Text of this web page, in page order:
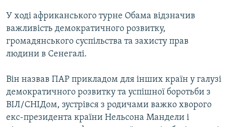
У ході африканського турне Обама відзначив
важливість демократичного розвитку,
громадянського суспільства та захисту прав
людини в Сенегалі.
Він назвав ПАР прикладом для інших країн у галузі
демократичного розвитку та успішної боротьби з
ВІЛ/СНІДом, зустрівся з родичами важко хворого
екс-президента країни Нельсона Мандели і